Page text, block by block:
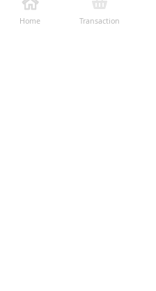
Home Transaction